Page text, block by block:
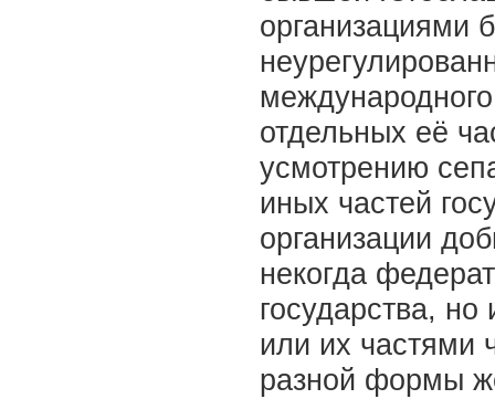
организациями
отдельных её
усмотрению
иных частей
организации
некогда
государства,
или их частями
разной формы